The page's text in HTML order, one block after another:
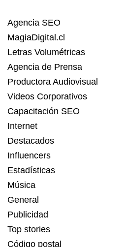
Agencia SEO
MagiaDigital.cl
Letras Volumétricas
Agencia de Prensa
Productora Audiovisual
Videos Corporativos
Capacitación SEO
Internet
Destacados
Influencers
Estadísticas
Música
General
Publicidad
Top stories
Código postal